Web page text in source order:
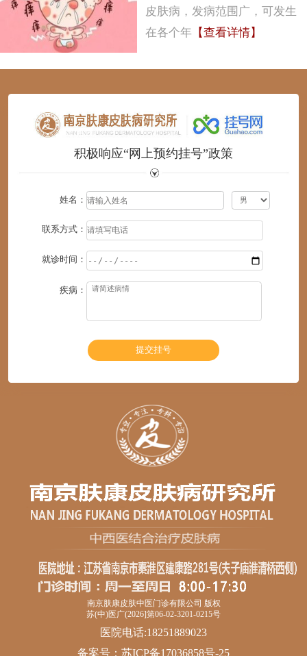
皮肤病，发病范围广，可发生
在各个年 【查看详情】
123456
积极响应“网上预约挂号”政策
姓名：
联系方式：
就诊时间：
疾病：
南京肤康皮肤中医门诊有限公司 版权
苏(中)医广(2026]第06-02-3201-0215号
医院电话:18251889023
备案号： 苏ICP备17036858号-25